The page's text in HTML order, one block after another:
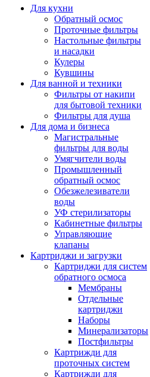
Для кухни
Обратный осмос
Проточные фильтры
Настольные фильтры
и насадки
Кулеры
Кувшины
Для ванной и техники
Фильтры от накипи
для бытовой техники
Фильтры для душа
Для дома и бизнеса
Магистральные
фильтры для воды
Умягчители воды
Промышленный
обратный осмос
Обезжелезиватели
воды
УФ стерилизаторы
Кабинетные фильтры
Управляющие
клапаны
Картриджи и загрузки
Картриджи для систем
обратного осмоса
Мембраны
Отдельные
картриджи
Наборы
Минерализаторы
Постфильтры
Картрижди для
проточных систем
Картрижди для